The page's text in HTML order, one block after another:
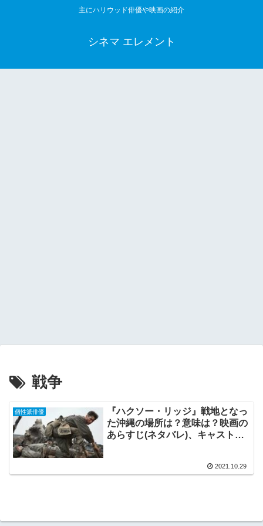
主にハリウッド俳優や映画の紹介
シネマ エレメント
戦争
個性派俳優
『ハクソー・リッジ』戦地となっ
た沖縄の場所は？意味は？映画の
あらすじ(ネタバレ)、キャストを
2021.10.29